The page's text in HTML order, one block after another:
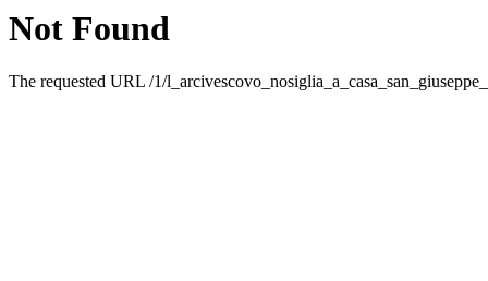
Not Found
The requested URL /1/